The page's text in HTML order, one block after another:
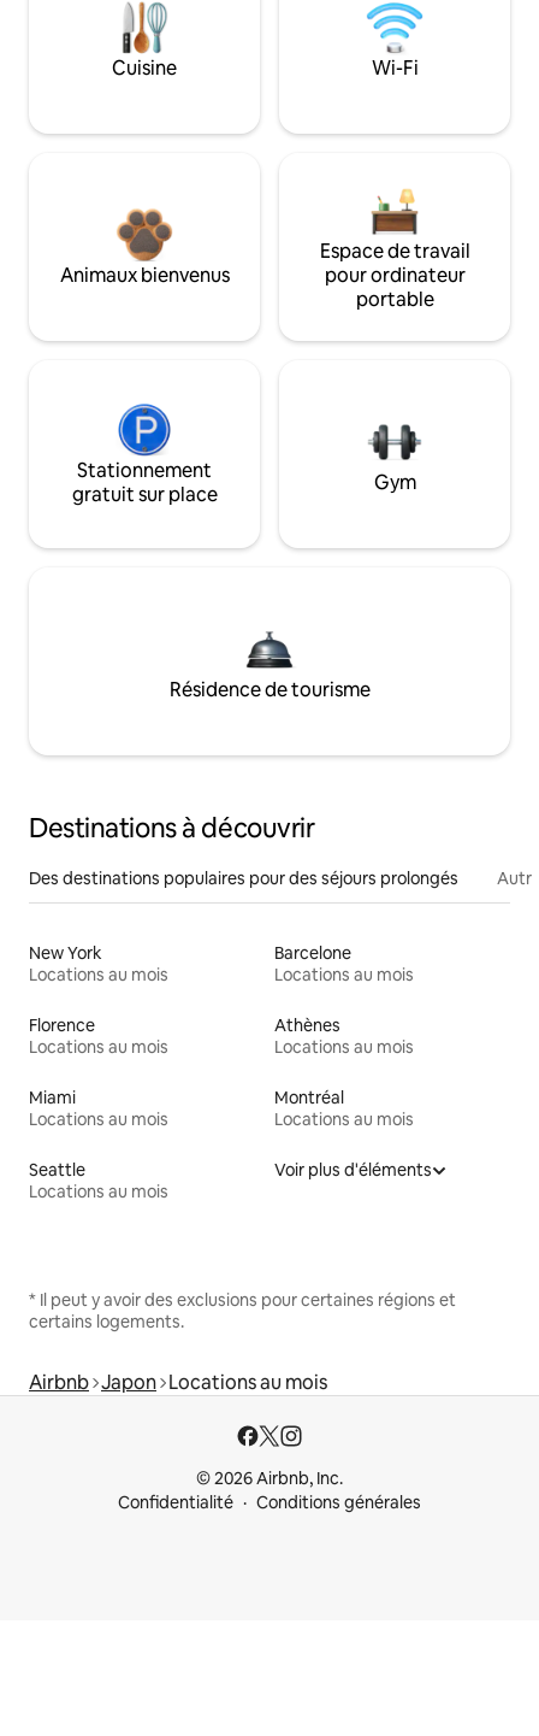
Cuisine Wi-Fi
Animaux bienvenus
Espace de travail
pour ordinateur
portable
Stationnement
gratuit sur place
Gym
Résidence de tourisme
Destinations à découvrir
Des destinations populaires pour des séjours prolongés
New York
Locations au mois
Barcelone
Locations au mois
Florence
Locations au mois
Athènes
Locations au mois
Miami
Locations au mois
Montréal
Locations au mois
Seattle
Locations au mois
Voir plus d'éléments
* Il peut y avoir des exclusions pour certaines régions et
certains logements.
Airbnb Japon Locations au mois
© 2026 Airbnb, Inc.
Confidentialité
Conditions générales